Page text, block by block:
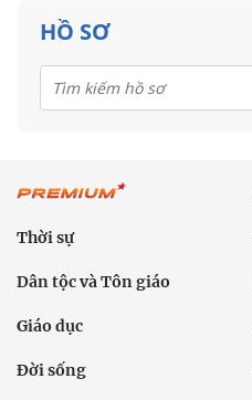
HỒ SƠ
Thời sự
Dân tộc và Tôn giáo
Giáo dục
Đời sống